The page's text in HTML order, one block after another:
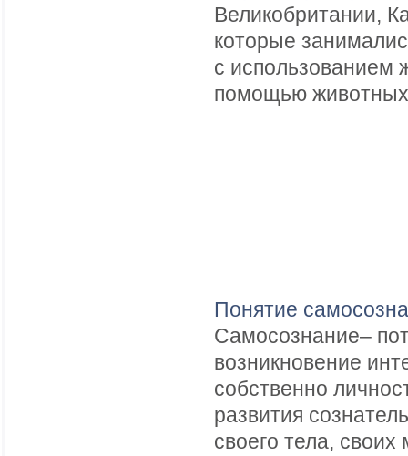
Великобритании,
которые
с использованием
помощью
Понятие
Самосознание–
возникновение
собственно
развития
своего тела,